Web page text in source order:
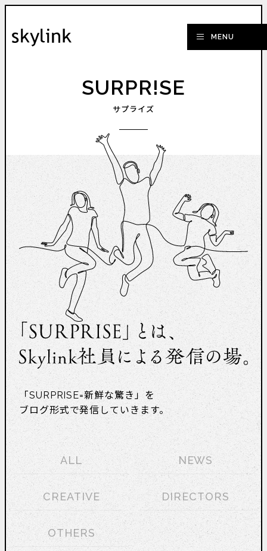
SURPR!SE
サプライズ
「SURPRISE=新鮮な驚き」を
ブログ形式で発信していきます。
ALL NEWS
CREATIVE DIRECTORS
OTHERS